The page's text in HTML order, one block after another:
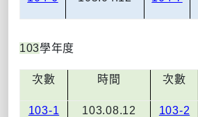
103學年度
次數 時間 次數
103-1 103.08.12 103-2